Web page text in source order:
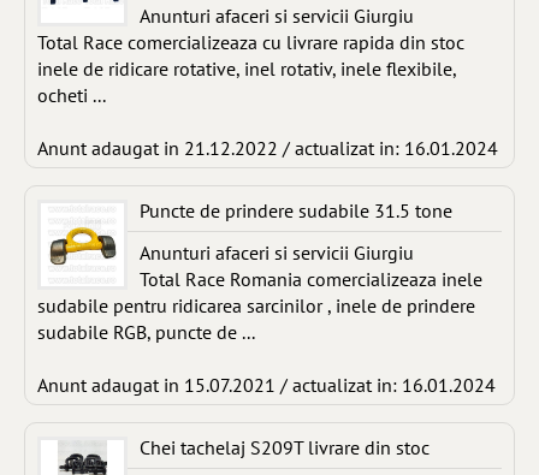
Anunturi afaceri si servicii Giurgiu
Total Race comercializeaza cu livrare rapida din stoc
inele de ridicare rotative, inel rotativ, inele flexibile,
ocheti ...
Anunt adaugat in 21.12.2022 / actualizat in: 16.01.2024
Puncte de prindere sudabile 31.5 tone
Anunturi afaceri si servicii Giurgiu
Total Race Romania comercializeaza inele
sudabile pentru ridicarea sarcinilor , inele de prindere
sudabile RGB, puncte de ...
Anunt adaugat in 15.07.2021 / actualizat in: 16.01.2024
Chei tachelaj S209T livrare din stoc